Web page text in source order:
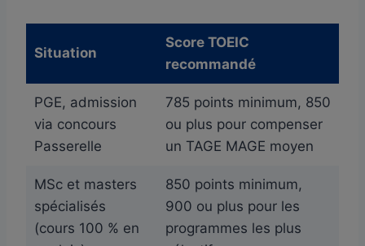
Situation
Score TOEIC
recommandé
PGE, admission
via concours
Passerelle
785 points minimum, 850
ou plus pour compenser
un TAGE MAGE moyen
MSc et masters
spécialisés
(cours 100 % en
850 points minimum,
900 ou plus pour les
programmes les plus